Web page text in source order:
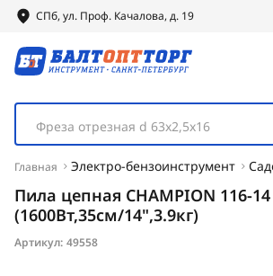
СПб, ул. Проф. Качалова, д. 19
Фреза отрезная d 63х2,5х16
Главная Электро-бензоинструмент
Пила цепная CHAMPION 116-
(1600Вт,35см/14",3.9кг)
Артикул: 49558